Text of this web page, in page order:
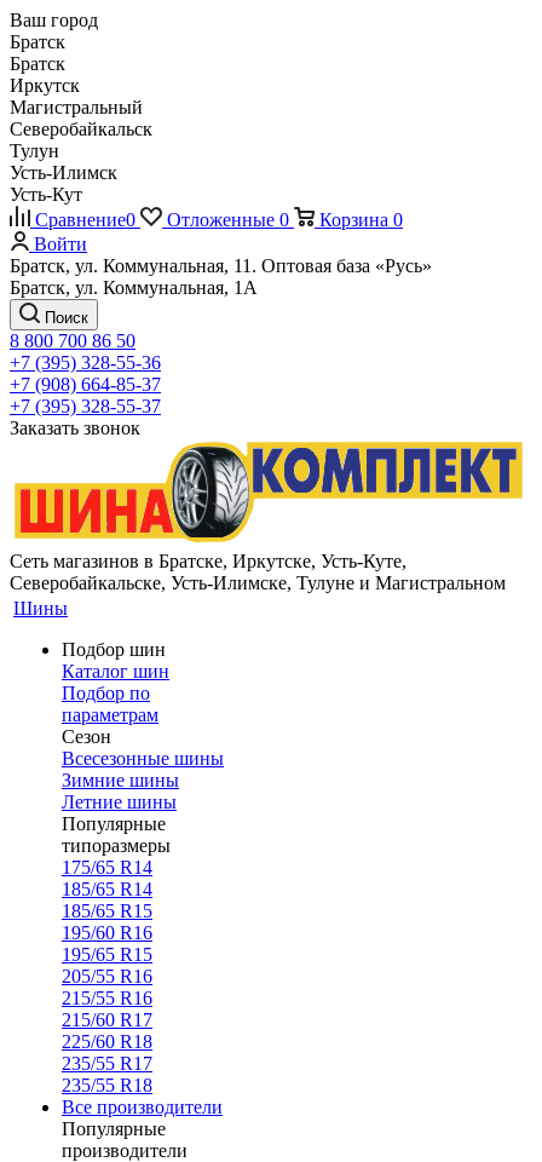
Ваш город
Братск
Братск
Иркутск
Магистральный
Северобайкальск
Тулун
Усть-Илимск
Усть-Кут
Сравнение0 Отложенные 0 Корзина 0
Войти
Братск, ул. Коммунальная, 11. Оптовая база «Русь»
Братск, ул. Коммунальная, 1А
Поиск
8 800 700 86 50
+7 (395) 328-55-36
+7 (908) 664-85-37
+7 (395) 328-55-37
Заказать звонок
Сеть магазинов в Братске, Иркутске, Усть-Куте,
Северобайкальске, Усть-Илимске, Тулуне и Магистральном
Шины
Подбор шин
Каталог шин
Подбор по
параметрам
Сезон
Всесезонные шины
Зимние шины
Летние шины
Популярные
типоразмеры
175/65 R14
185/65 R14
185/65 R15
195/60 R16
195/65 R15
205/55 R16
215/55 R16
215/60 R17
225/60 R18
235/55 R17
235/55 R18
Все производители
Популярные
производители